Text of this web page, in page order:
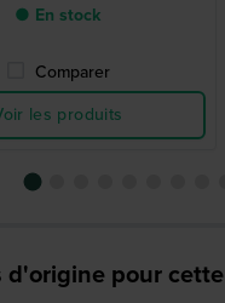
● En stock
Comparer
les produits
d'origine pour